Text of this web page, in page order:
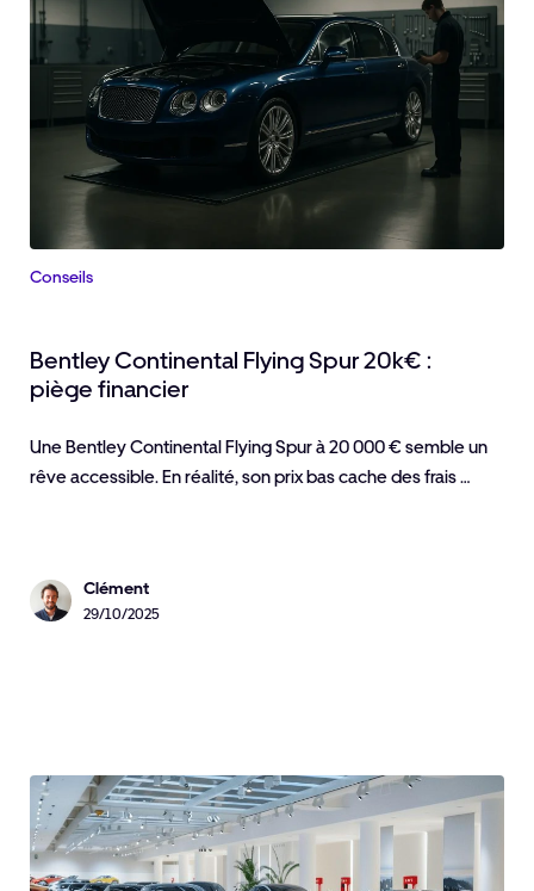
Conseils
Bentley Continental Flying Spur 20k€ :
piège financier
Une Bentley Continental Flying Spur à 20 000 € semble un
rêve accessible. En réalité, son prix bas cache des frais …
Clément
29/10/2025